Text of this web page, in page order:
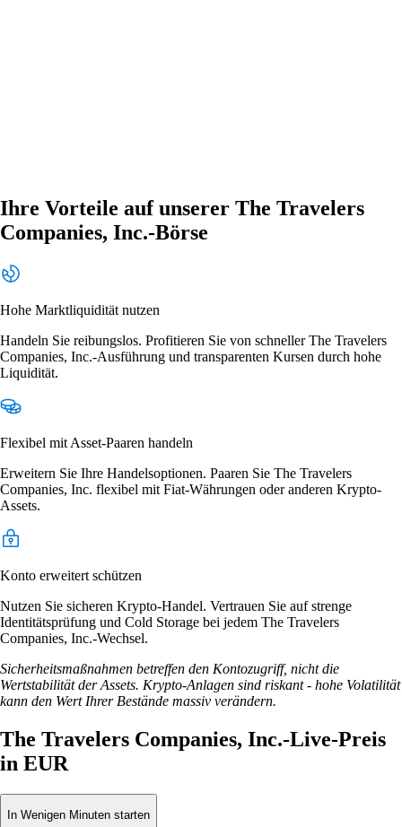
Ihre Vorteile auf unserer The Travelers
Companies, Inc.-Börse
Hohe Marktliquidität nutzen
Handeln Sie reibungslos. Profitieren Sie von schneller The Travelers
Companies, Inc.-Ausführung und transparenten Kursen durch hohe
Liquidität.
Flexibel mit Asset-Paaren handeln
Erweitern Sie Ihre Handelsoptionen. Paaren Sie The Travelers
Companies, Inc. flexibel mit Fiat-Währungen oder anderen Krypto-
Assets.
Konto erweitert schützen
Nutzen Sie sicheren Krypto-Handel. Vertrauen Sie auf strenge
Identitätsprüfung und Cold Storage bei jedem The Travelers
Companies, Inc.-Wechsel.
Sicherheitsmaßnahmen betreffen den Kontozugriff, nicht die
Wertstabilität der Assets. Krypto-Anlagen sind riskant - hohe Volatilität
kann den Wert Ihrer Bestände massiv verändern.
The Travelers Companies, Inc.-Live-Preis
in EUR
In Wenigen Minuten starten